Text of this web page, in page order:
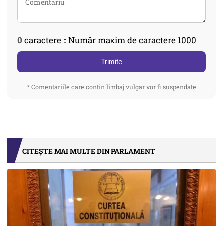
0 caractere :: Număr maxim de caractere 1000
Trimite
* Comentariile care contin limbaj vulgar vor fi suspendate
CITEȘTE MAI MULTE DIN PARLAMENT